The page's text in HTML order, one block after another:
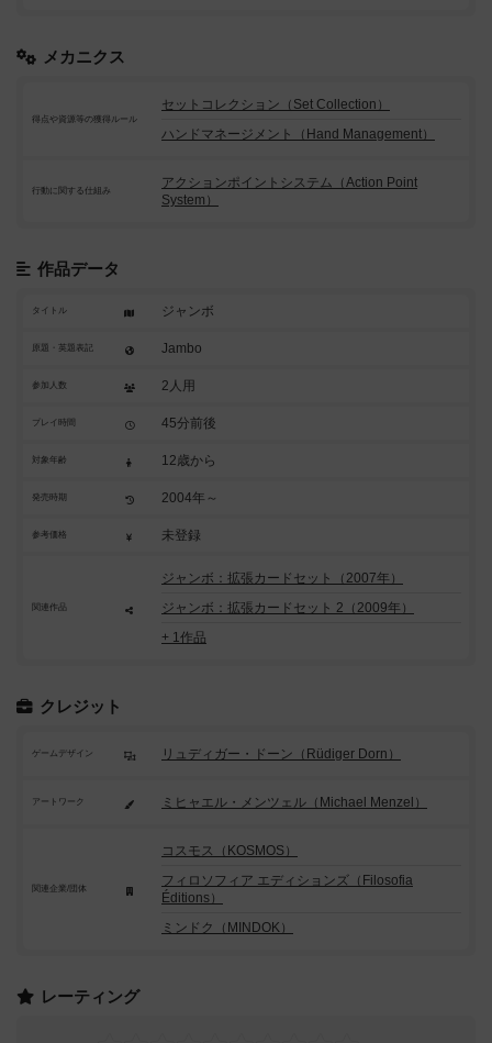
メカニクス
得点や資源等の獲得ルール
セットコレクション（Set Collection）
ハンドマネージメント（Hand Management）
行動に関する仕組み
アクションポイントシステム（Action Point
System）
作品データ
タイトル ジャンボ
原題・英題表記 Jambo
参加人数 2人用
プレイ時間 45分前後
対象年齢 12歳から
発売時期 2004年～
参考価格 未登録
関連作品
ジャンボ：拡張カードセット（2007年）
ジャンボ：拡張カードセット 2（2009年）
+ 1作品
クレジット
ゲームデザイン リュディガー・ドーン（Rüdiger Dorn）
アートワーク ミヒャエル・メンツェル（Michael Menzel）
関連企業/団体
コスモス（KOSMOS）
フィロソフィア エディションズ（Filosofia
Éditions）
ミンドク（MINDOK）
レーティング